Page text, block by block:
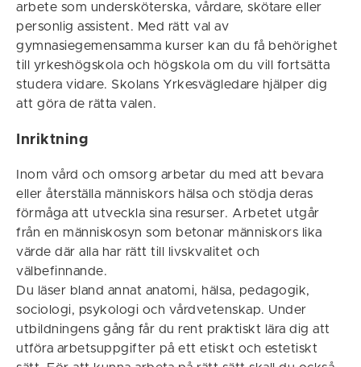
arbete som undersköterska, vårdare, skötare eller
personlig assistent. Med rätt val av
gymnasiegemensamma kurser kan du få behörighet
till yrkeshögskola och högskola om du vill fortsätta
studera vidare. Skolans Yrkesvägledare hjälper dig
att göra de rätta valen.
Inriktning
Inom vård och omsorg arbetar du med att bevara
eller återställa människors hälsa och stödja deras
förmåga att utveckla sina resurser. Arbetet utgår
från en människosyn som betonar människors lika
värde där alla har rätt till livskvalitet och
välbefinnande.
Du läser bland annat anatomi, hälsa, pedagogik,
sociologi, psykologi och vårdvetenskap. Under
utbildningens gång får du rent praktiskt lära dig att
utföra arbetsuppgifter på ett etiskt och estetiskt